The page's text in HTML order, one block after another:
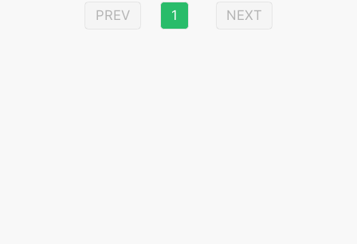
PREV 1 NEXT